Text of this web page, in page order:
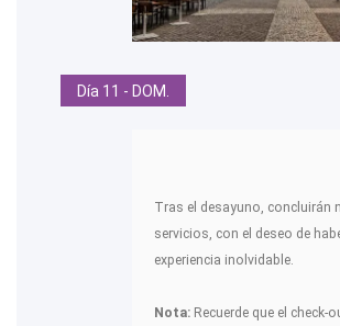
Día 11 - DOM.
Tras el desayuno, concluirán
servicios, con el deseo de
experiencia inolvidable.
Nota: Recuerde que el check-